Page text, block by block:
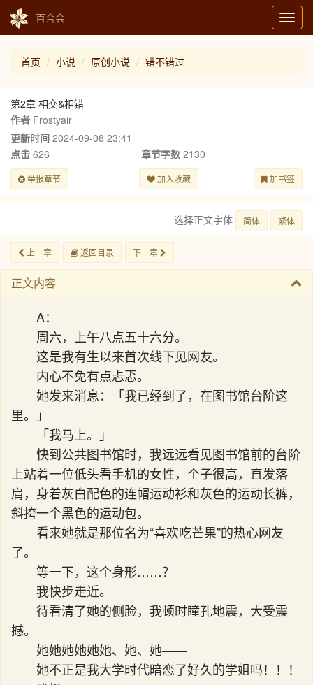
百合会
首页 小说 原创小说 错不错过
第2章 相交&相错
作者 Frostyair
更新时间 2024-09-08 23:41
点击 626 章节字数2130
举报章节 加入收藏 加书签
选择正文字体 简体 繁体
上一章 返回目录 下一章
正文内容
A：
周六，上午八点五十六分。
这是我有生以来首次线下见网友。
内心不免有点忐忑。
她发来消息：「我已经到了，在图书馆台阶这
里。」
「我马上。」
快到公共图书馆时，我远远看见图书馆前的台阶
上站着一位低头看手机的女性，个子很高，直发落
肩，身着灰白配色的连帽运动衫和灰色的运动长裤，
斜挎一个黑色的运动包。
看来她就是那位名为“喜欢吃芒果”的热心网友
了。
等一下，这个身形……？
我快步走近。
待看清了她的侧脸，我顿时瞳孔地震，大受震
撼。
她她她她她她、她、她——
她不正是我大学时代暗恋了好久的学姐吗！！！